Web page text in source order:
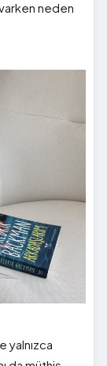
neden
yalnızca